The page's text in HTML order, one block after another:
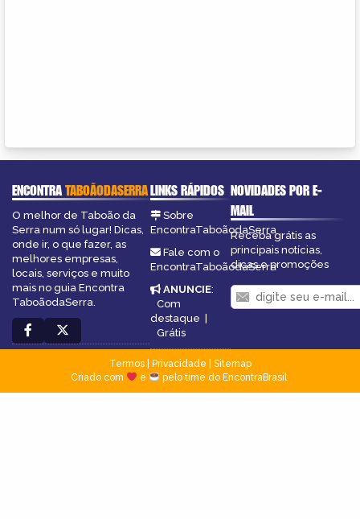
ENCONTRATABOÃODASERRA
O melhor de Taboão da
Serra num só lugar! Dicas,
onde ir, o que fazer, as
melhores empresas,
locais, serviços e muito
mais no guia Encontra
TaboãodaSerra.
LINKS RÁPIDOS
Sobre
EncontraTaboãodaSerra
Fale com o
EncontraTaboãodaSerra
ANUNCIE:
Com
destaque |
Grátis
NOVIDADES POR E-
MAIL
Receba grátis as
principais notícias,
dicas e promoções
Termos| Privacidade
Sitemap
Criado com
e pelo time do EncontraBrasil